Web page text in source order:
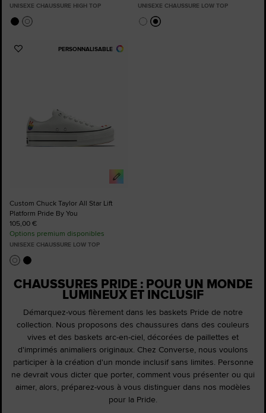
UNISEXE CHAUSSURE HIGH TOP UNISEXE CHAUSSURE LOW TOP
PERSONNALISABLE
Ajouter
Custom Chuck Taylor All Star Lift
Platform Pride By You
105,00 €
Options premium disponibles
UNISEXE CHAUSSURE LOW TOP
CHAUSSURES PRIDE : POUR UN MONDE
LUMINEUX ET INCLUSIF
Démarquez-vous fièrement dans les baskets Pride de notre
collection. Nous proposons des chaussures dans des couleurs
vives et des baskets arc-en-ciel, décorées de paillettes et
d'imprimés animaliers originaux. Chez Converse, nous voulons
participer à la création d'un monde inclusif sans limites. Personne
ne devrait vous dicter que porter, comment vous présenter ou qui
aimer, alors, préparez-vous à vous distinguer dans nos modèles
pour la Pride.